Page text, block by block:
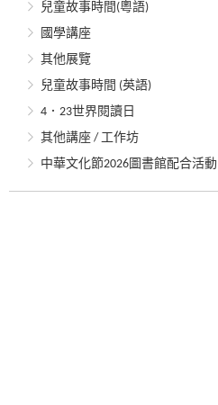
兒童故事時間(粵語)
國學講座
其他展覽
兒童故事時間 (英語)
4．23世界閱讀日
其他講座 / 工作坊
中華文化節2026圖書館配合活動